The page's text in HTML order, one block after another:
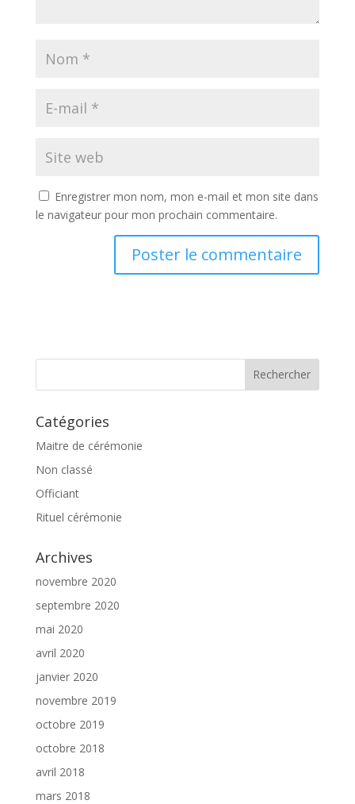
Enregistrer mon nom, mon e-mail et mon site dans
le navigateur pour mon prochain commentaire.
Catégories
Maitre de cérémonie
Non classé
Officiant
Rituel cérémonie
Archives
novembre 2020
septembre 2020
mai 2020
avril 2020
janvier 2020
novembre 2019
octobre 2019
octobre 2018
avril 2018
mars 2018